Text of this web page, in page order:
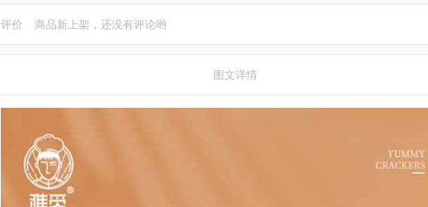
评价 商品新上架，还没有评论哟
图文详情